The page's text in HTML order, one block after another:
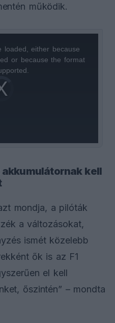
működik.
loaded, either because
or because the format
kell
mondja, a pilóták
a változásokat,
ismét közelebb
ők is az F1
el kell
őszintén” – mondta